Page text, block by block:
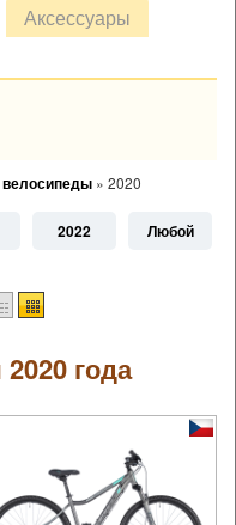
Аксессуары
» 2020
2022 Любой
года